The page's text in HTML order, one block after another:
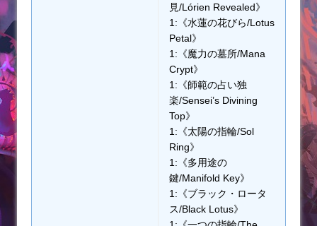
見/Lórien Revealed》
1:《水蓮の花びら/Lotus
Petal》
1:《魔力の墓所/Mana
Crypt》
1:《師範の占い独
楽/Sensei’s Divining
Top》
1:《太陽の指輪/Sol
Ring》
1:《多用途の
鍵/Manifold Key》
1:《ブラック・ロータ
ス/Black Lotus》